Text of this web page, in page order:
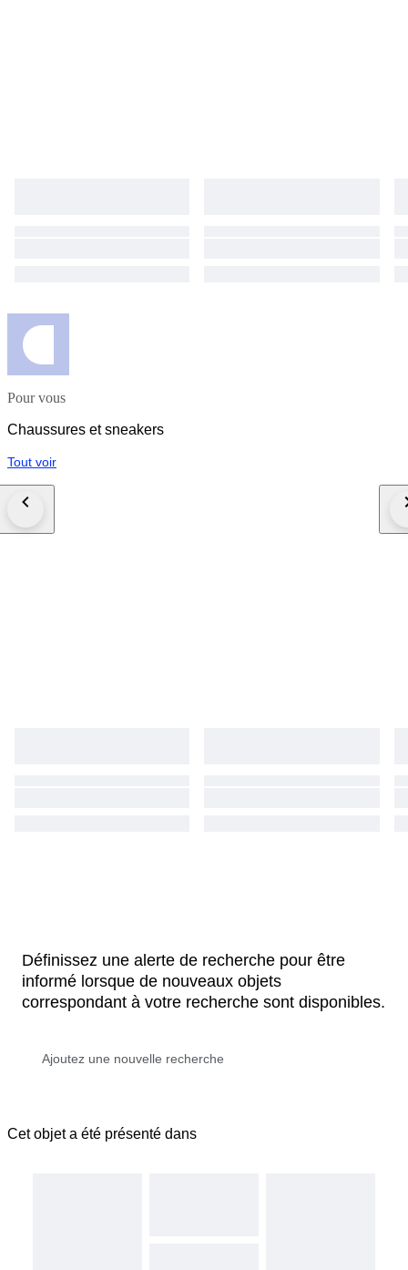
Pour vous
Chaussures et sneakers
Tout voir
Définissez une alerte de recherche pour être
informé lorsque de nouveaux objets
correspondant à votre recherche sont disponibles.
Cet objet a été présenté dans